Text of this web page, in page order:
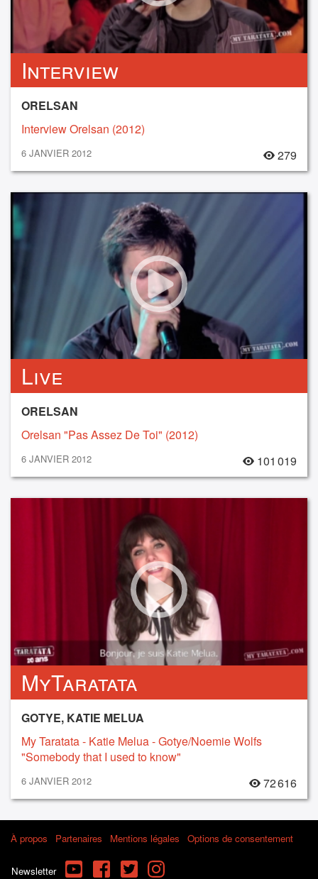
Interview
ORELSAN
Interview Orelsan (2012)
6 JANVIER 2012 279
Live
ORELSAN
Orelsan "Pas Assez De Toi" (2012)
6 JANVIER 2012 101 019
MyTaratata
GOTYE, KATIE MELUA
My Taratata - Katie Melua - Gotye/Noemie Wolfs
"Somebody that I used to know"
6 JANVIER 2012 72 616
À propos Partenaires Mentions légales Options de consentement
Newsletter YouTube FacebookTwitterInstagram